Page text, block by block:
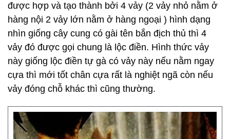
được hợp và tạo thành bởi 4 vảy (2 vảy nhỏ nằm ở
hàng nội 2 vảy lớn nằm ở hàng ngoại ) hình dạng
nhìn giống cây cung có gài tên bắn địch thủ thì 4
vảy đó được gọi chung là lộc điền. Hình thức vảy
này giống lộc điền tự gà có vảy này nếu nằm ngay
cựa thì mới tốt chân cựa rất là nghiệt ngã còn nếu
vảy đóng chỗ khác thì cũng thường.